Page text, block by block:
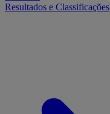
Resultados e Classificações